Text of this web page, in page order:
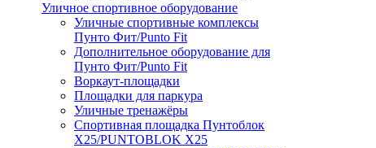
Уличное спортивное оборудование
Уличные спортивные комплексы
Пунто Фит/Punto Fit
Дополнительное оборудование для
Пунто Фит/Punto Fit
Воркаут-площадки
Площадки для паркура
Уличные тренажёры
Спортивная площадка Пунтоблок
Х25/PUNTOBLOK X25